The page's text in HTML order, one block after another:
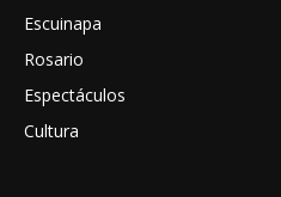
Escuinapa
Rosario
Espectáculos
Cultura